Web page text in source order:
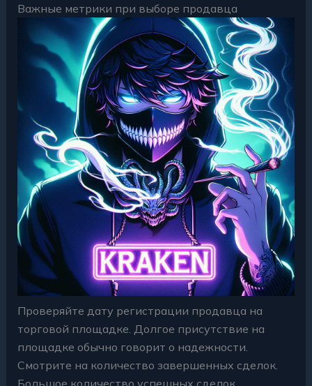
Важные метрики при выборе продавца
Проверяйте дату регистрации продавца на
торговой площадке. Долгое присутствие на
площадке обычно говорит о надежности.
Смотрите на количество завершенных сделок.
Большое количество успешных сделок